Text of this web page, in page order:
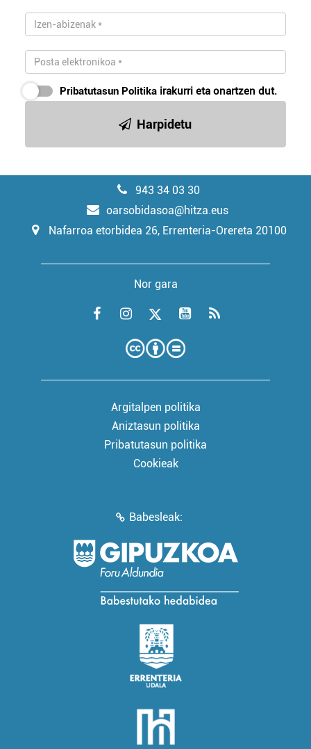
Pribatutasun Politika irakurri eta onartzen dut.
Harpidetu
943 34 03 30
oarsobidasoa@hitza.eus
Nafarroa etorbidea 26, Errenteria-Orereta 20100
Nor gara
Argitalpen politika
Aniztasun politika
Pribatutasun politika
Cookieak
Babesleak: